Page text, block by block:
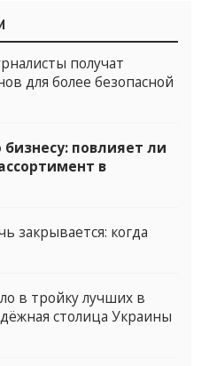
получат
для более безопасной
бизнесу: повлияет ли
в
закрывается: когда
в тройку лучших в
столица Украины